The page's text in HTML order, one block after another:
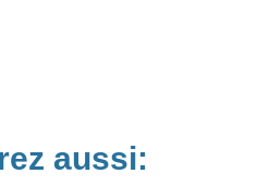
aussi: